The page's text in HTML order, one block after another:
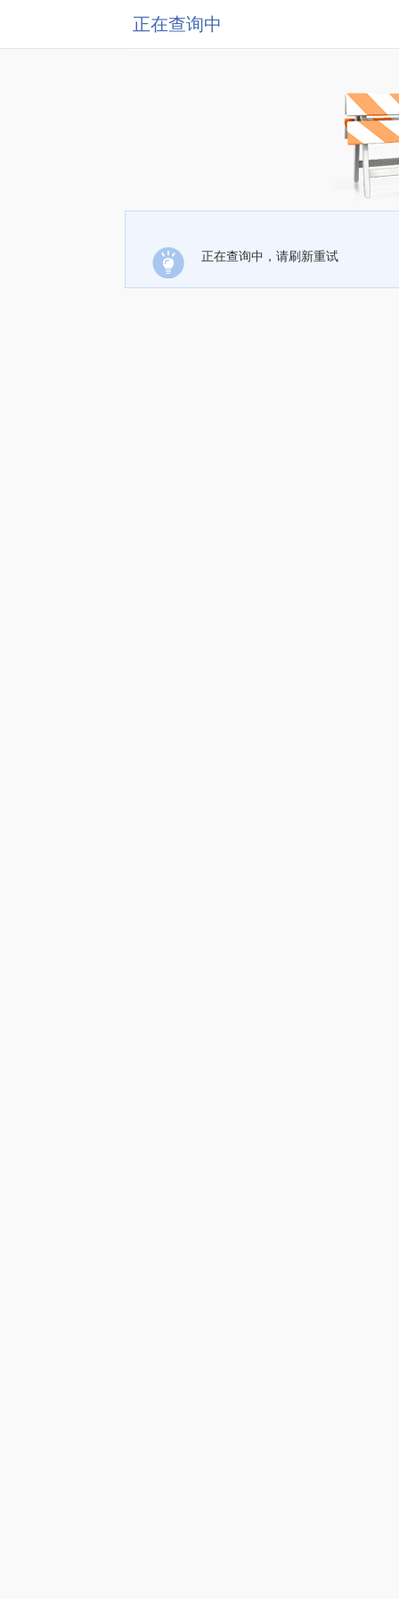
正在查询中
正在查询中，请刷新重试